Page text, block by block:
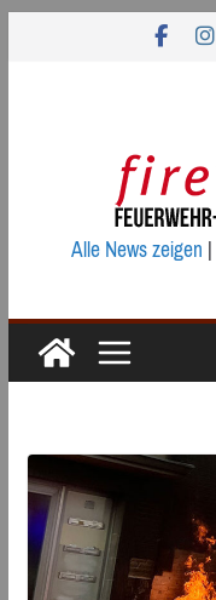
Alle News zeigen|